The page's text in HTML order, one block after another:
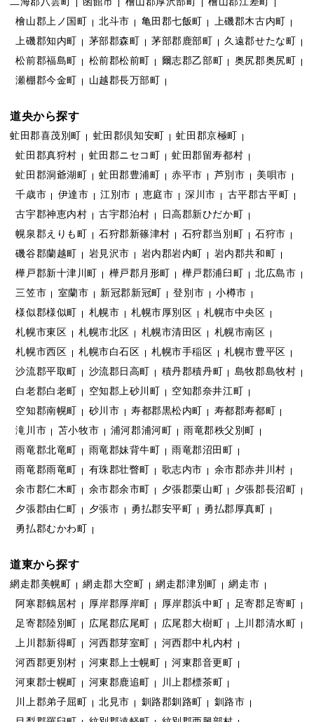
檜山郡上ノ国町
北斗市 亀田郡七飯町
上磯郡木古内町
上磯郡知内町
茅部郡森町 茅部郡鹿部町
久遠郡せたな町
松前郡福島町
松前郡松前町 爾志郡乙部町
奥尻郡奥尻町
瀬棚郡今金町
山越郡長万部町
道央から探す
虻田郡喜茂別町 虻田郡倶知安町
虻田郡京極町
虻田郡真狩村
虻田郡ニセコ町
虻田郡留寿都村
虻田郡洞爺湖町
虻田郡豊浦町 赤平市 芦別市
美唄市
千歳市
伊達市 江別市 恵庭市 深川市
古平郡古平町
古宇郡神恵内村
古宇郡泊村
日高郡新ひだか町
幌泉郡えりも町
石狩郡新篠津村 石狩郡当別町
石狩市
磯谷郡蘭越町
岩見沢市 岩内郡岩内町
岩内郡共和町
樺戸郡新十津川町
樺戸郡月形町 樺戸郡浦臼町
北広島市
三笠市
室蘭市 新冠郡新冠町 登別市
小樽市
様似郡様似町
札幌市 札幌市厚別区
札幌市中央区
札幌市東区
札幌市北区 札幌市清田区
札幌市南区
札幌市西区
札幌市白石区 札幌市手稲区
札幌市豊平区
沙流郡平取町
沙流郡日高町 積丹郡積丹町
島牧郡島牧村
白老郡白老町
空知郡上砂川町
空知郡奈井江町
空知郡南幌町
砂川市 寿都郡黒松内町
寿都郡寿都町
滝川市
苫小牧市 浦河郡浦河町
雨竜郡秩父別町
雨竜郡北竜町
雨竜郡妹背牛町
雨竜郡沼田町
雨竜郡雨竜町
有珠郡壮瞥町 歌志内市
余市郡赤井川村
余市郡仁木町
余市郡余市町 夕張郡栗山町
夕張郡長沼町
夕張郡由仁町
夕張市 勇払郡安平町
勇払郡厚真町
勇払郡むかわ町
道東から探す
網走郡美幌町 網走郡大空町 網走郡津別町
網走市
阿寒郡鶴居村
厚岸郡厚岸町 厚岸郡浜中町
足寄郡足寄町
足寄郡陸別町
広尾郡広尾町 広尾郡大樹町
上川郡清水町
上川郡新得町
河西郡芽室町
河西郡中札内村
河西郡更別村
河東郡上士幌町
河東郡音更町
河東郡士幌町
河東郡鹿追町
川上郡標茶町
川上郡弟子屈町
北見市 釧路郡釧路町
釧路市